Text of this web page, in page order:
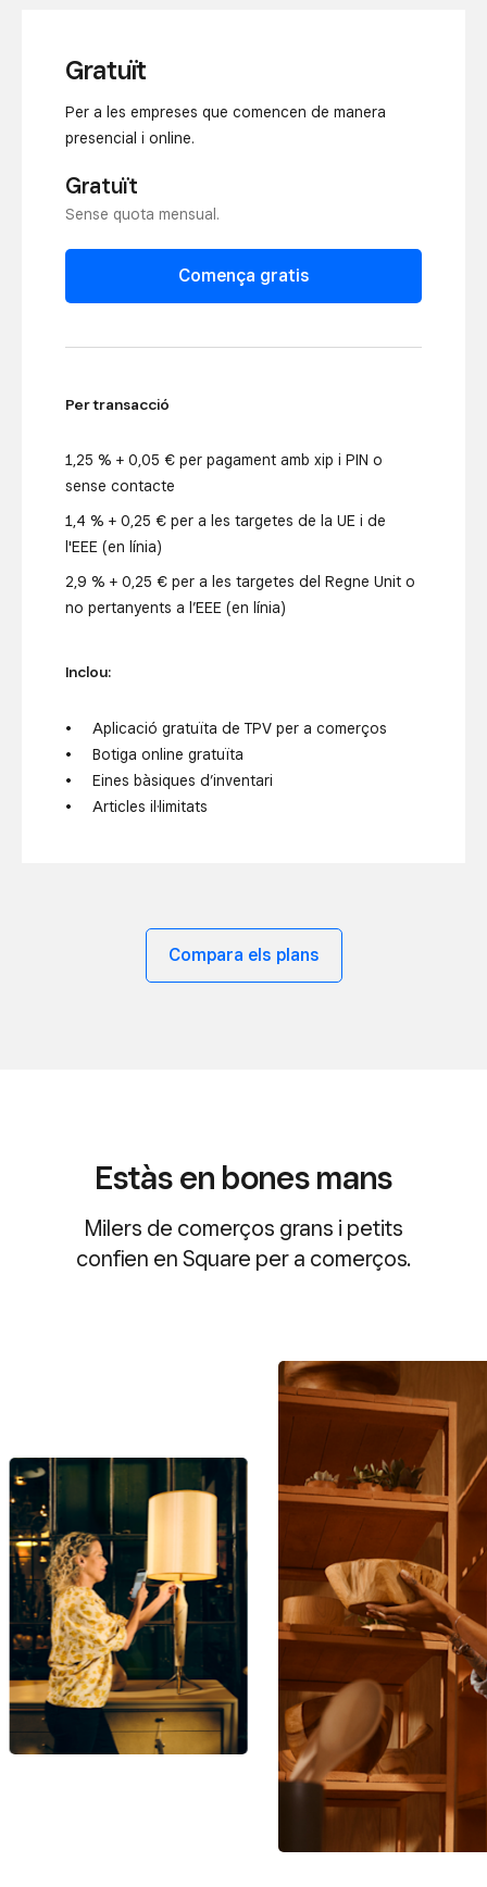
Gratuït
Per a les empreses que comencen de manera
presencial i online.
Gratuït
Sense quota mensual.
Comença gratis
Per transacció
1,25 % + 0,05 € per pagament amb xip i PIN o
sense contacte
1,4 % + 0,25 € per a les targetes de la UE i de
l'EEE (en línia)
2,9 % + 0,25 € per a les targetes del Regne Unit o
no pertanyents a l’EEE (en línia)
Inclou:
Aplicació gratuïta de TPV per a comerços
Botiga online gratuïta
Eines bàsiques d’inventari
Articles il·limitats
Compara els plans
Estàs en bones mans
Milers de comerços grans i petits
confien en Square per a comerços.